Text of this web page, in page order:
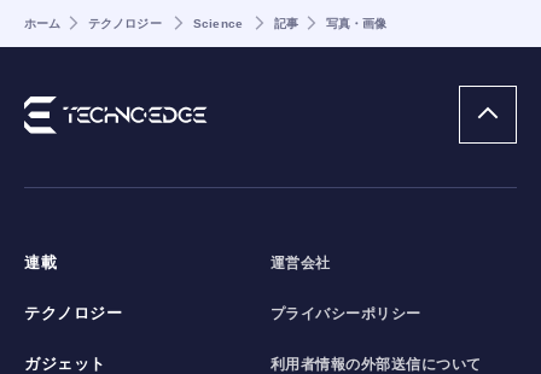
ホーム テクノロジー Science 記事 写真・画像
連載
テクノロジー
ガジェット
運営会社
プライバシーポリシー
利用者情報の外部送信について